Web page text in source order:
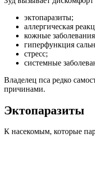
эктопаразиты;
аллергическая
кожные
гиперфункция
стресс;
системные
Владелец пса редко
причинами.
Эктопаразиты
К насекомым, которые